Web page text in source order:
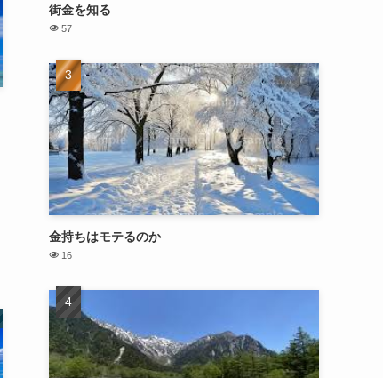
街金を知る
57
金持ちはモテるのか
16